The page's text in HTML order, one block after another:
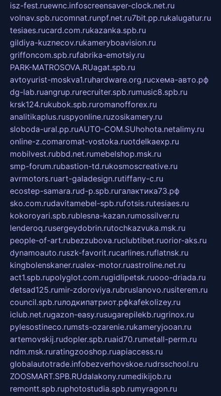
isz-fest.ruewnc.infoscreensaver-clock.net.ru
volnav.spb.rucomnat.runpf.net.ru7bit.pp.rukalugatur.ru
tesiaes.rucard.com.rukazanka.spb.ru
gildiya-kuznecov.rukameryboavision.ru
griffoncom.spb.rufabrika-emotsiy.ru
PARK-MATROSOVA.RUagat.spb.ru
avtoyurist-moskva1.ruhardware.org.ruсхема-авто.рф
dg-lab.ruangrup.rurecruiter.spb.rumusic8.spb.ru
krsk124.rukubok.spb.ruromanofforex.ru
analitikaplus.ruspyonline.ruzosikamery.ru
sloboda-ural.pp.ruAUTO-COM.SUhohota.netalimy.ru
online-z.comaromat-vostoka.ruotdelkaexp.ru
mobilvest.rubbd.net.rumebelshop.msk.ru
smp-forum.rubastion-td.rukosmoscreative.ru
avrmotors.ruart-galadesign.rutiffany-c.ru
ecostep-samara.rud-p.spb.ruгалактика73.рф
sko.com.rudavitamebel-spb.rufotsis.rutesiaes.ru
kokoroyari.spb.rublesna-kazan.rumossilver.ru
lenderoq.rusergeydobrin.rutochkazvuka.msk.ru
people-of-art.rubezzubova.ruclubtibet.ruorior-aks.ru
dynamoauto.ruszk-favorit.rucarlines.ruflatnsk.ru
kingbolenskaner.rualex-motor.ruastroline.net.ru
act1.spb.rupolyglot.com.rugidlipetsk.ruooo-driada.ru
detsad125.rumir-zdoroviya.rubruslanovo.rusiterem.ru
council.spb.ruлодкипатриот.рфkafekolizey.ru
iclub.net.rugazon-easy.rusugarepilekb.rugrinox.ru
pylesostineco.rumsts-ozarenie.rukameryjooan.ru
artemovskij.rudopler.spb.ruaid70.rumetall-perm.ru
ndm.msk.ruratingzooshop.ruapiaccess.ru
globalautotrade.infobezverhovskoe.rudrsschool.ru
ZOOSMART.SPB.RUdalakony.rumedikijob.ru
remontt.spb.ruphotostudia.spb.rumyragon.ru